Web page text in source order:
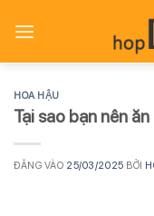
qua
HOA HẬU
Tại sao bạn nên
ĐĂNG VÀO 25/03/2025 BỞI